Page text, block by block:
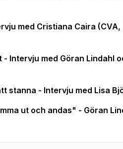
med Cristiana Caira
med Göran Lindahl
stanna - Intervju med Lisa
ut och andas" - Göran